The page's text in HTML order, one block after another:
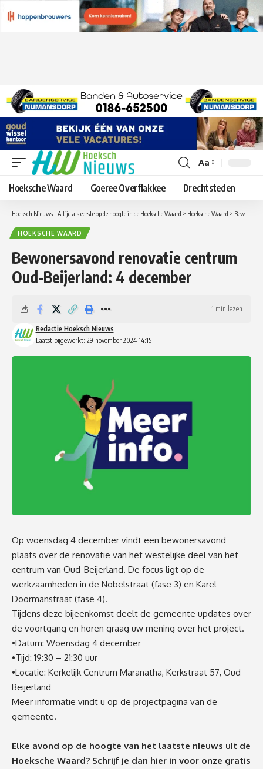
Lettergrootte
aanpassen
Aa
Hoeksche Waard Goeree Overflakkee Drechtsteden
Hoeksch Nieuws – Altijd als eerste op de hoogte in de Hoeksche Waard > Hoeksche Waard > Bewonersavond renovatie centrum Oud-Beijerland: 4 december
HOEKSCHE WAARD
Bewonersavond renovatie centrum
Oud-Beijerland: 4 december
Laatst bijgewerkt: 29 november 2024 14:15
Redactie Hoeksch Nieuws
1 min lezen
Op woensdag 4 december vindt een bewonersavond
plaats over de renovatie van het westelijke deel van het
centrum van Oud-Beijerland. De focus ligt op de
werkzaamheden in de Nobelstraat (fase 3) en Karel
Doormanstraat (fase 4).
Tijdens deze bijeenkomst deelt de gemeente updates over
de voortgang en horen graag uw mening over het project.
•Datum: Woensdag 4 december
•Tijd: 19:30 – 21:30 uur
•Locatie: Kerkelijk Centrum Maranatha, Kerkstraat 57, Oud-
Beijerland
Meer informatie vindt u op de projectpagina van de
gemeente.
Elke avond op de hoogte van het laatste nieuws uit de
Hoeksche Waard? Schrijf je dan hier in voor onze gratis